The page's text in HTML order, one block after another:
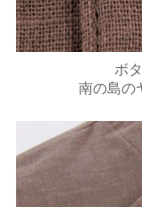
ボ
南の島の